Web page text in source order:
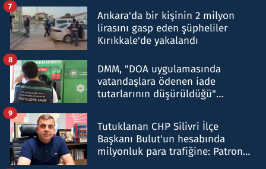
Ankara'da bir kişinin 2 milyon
lirasını gasp eden şüpheliler
Kırıkkale'de yakalandı
7
DMM, "DOA uygulamasında
vatandaşlara ödenen iade
tutarlarının düşürüldüğü"
8
Tutuklanan CHP Silivri İlçe
Başkanı Bulut'un hesabında
milyonluk para trafiğine: Patron
9